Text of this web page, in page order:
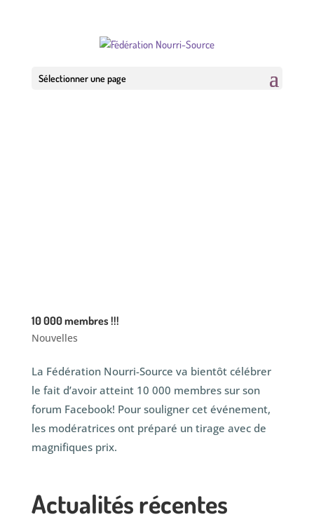
Sélectionner une page
10 000 membres !!!
Nouvelles
La Fédération Nourri-Source va bientôt célébrer
le fait d’avoir atteint 10 000 membres sur son
forum Facebook! Pour souligner cet événement,
les modératrices ont préparé un tirage avec de
magnifiques prix.
Actualités récentes